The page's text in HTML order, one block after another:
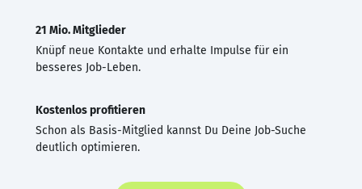
21 Mio. Mitglieder
Knüpf neue Kontakte und erhalte Impulse für ein
besseres Job-Leben.
Kostenlos profitieren
Schon als Basis-Mitglied kannst Du Deine Job-Suche
deutlich optimieren.